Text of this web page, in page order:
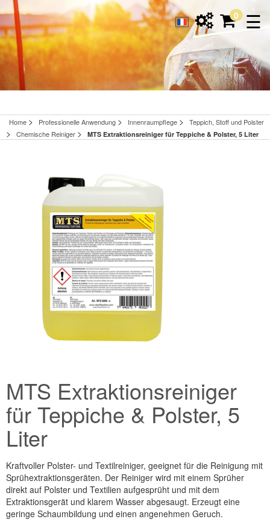
☰
0
Home > Professionelle Anwendung > Innenraumpflege > Teppich, Stoff und Polster
> Chemische Reiniger > MTS Extraktionsreiniger für Teppiche & Polster, 5 Liter
MTS Extraktionsreiniger
für Teppiche & Polster, 5
Liter
Kraftvoller Polster- und Textilreiniger, geeignet für die Reinigung mit
Sprühextraktionsgeräten. Der Reiniger wird mit einem Sprüher
direkt auf Polster und Textilien aufgesprüht und mit dem
Extraktionsgerät und klarem Wasser abgesaugt. Erzeugt eine
geringe Schaumbildung und einen angenehmen Geruch.